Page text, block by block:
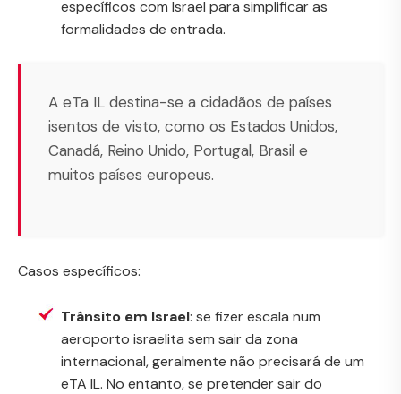
específicos com Israel para simplificar as
formalidades de entrada.
A eTa IL destina-se a cidadãos de países
isentos de visto, como os Estados Unidos,
Canadá, Reino Unido, Portugal, Brasil e
muitos países europeus.
Casos específicos:
Trânsito em Israel: se fizer escala num
aeroporto israelita sem sair da zona
internacional, geralmente não precisará de um
eTA IL. No entanto, se pretender sair do